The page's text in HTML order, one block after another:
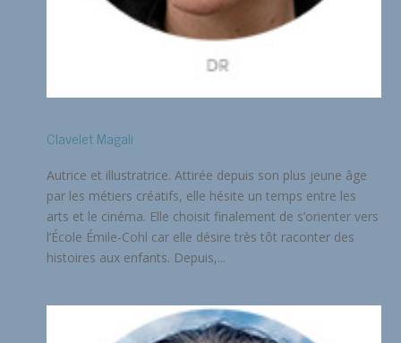
Clavelet Magali
Autrice et illustratrice. Attirée depuis son plus jeune âge
par les métiers créatifs, elle hésite un temps entre les
arts et le cinéma. Elle choisit finalement de s’orienter vers
l’École Émile-Cohl car elle désire très tôt raconter des
histoires aux enfants. Depuis,...